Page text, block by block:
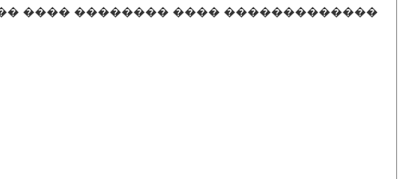
���� �������� ���� �������������